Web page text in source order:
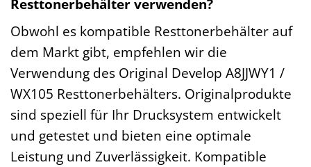
Obwohl es kompatible Resttonerbehälter auf
dem Markt gibt, empfehlen wir die
Verwendung des Original Develop A8JJWY1 /
WX105 Resttonerbehälters. Originalprodukte
sind speziell für Ihr Drucksystem entwickelt
und getestet und bieten eine optimale
Leistung und Zuverlässigkeit. Kompatible